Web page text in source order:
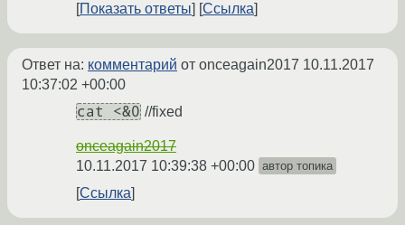
Показать ответы Ссылка
Ответ на: комментарий от onceagain2017 10.11.2017
10:37:02 +00:00
cat <&0 //fixed
onceagain2017
10.11.2017 10:39:38 +00:00 автор топика
Ссылка